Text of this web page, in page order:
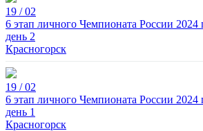
19 / 02
6 этап личного Чемпионата России
день 2
Красногорск
19 / 02
6 этап личного Чемпионата России
день 1
Красногорск